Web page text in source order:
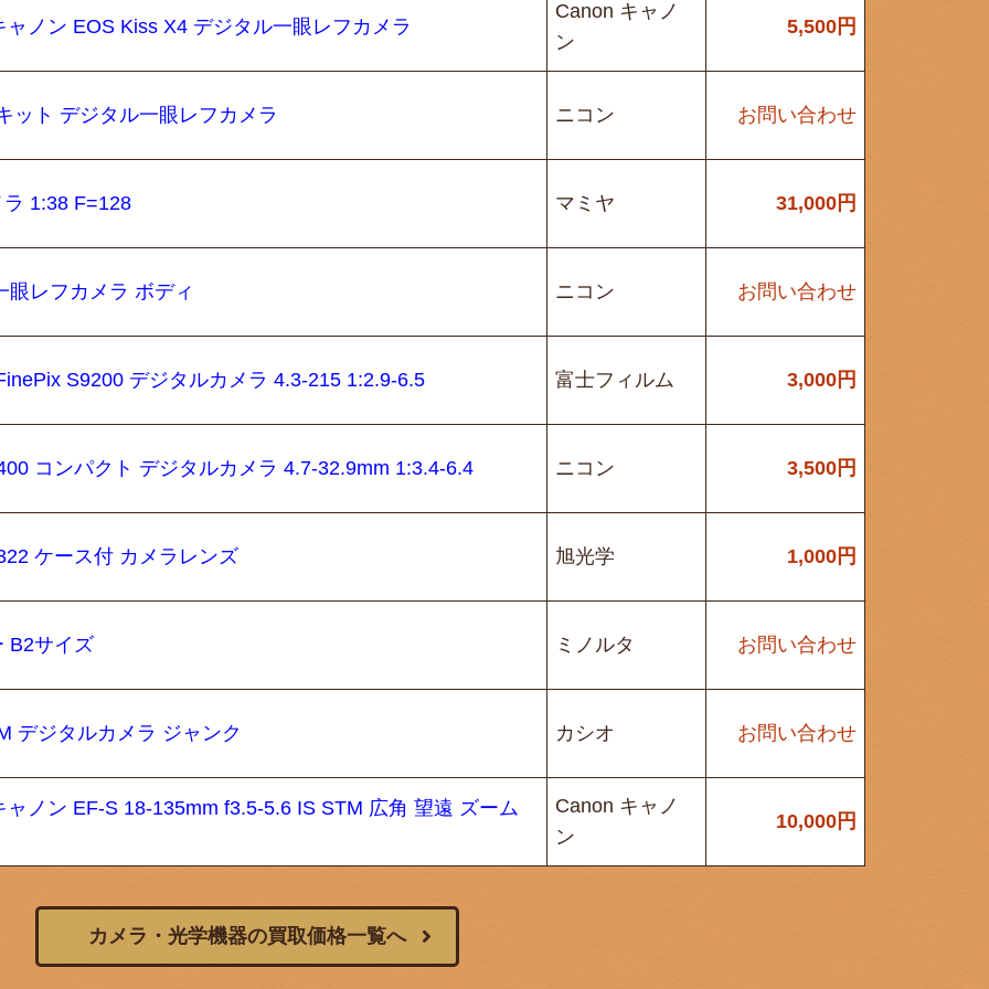
ノン EOS Kiss X4 デジタル一眼レフカメラ
Canon キャノ
ン
5,500円
ット デジタル一眼レフカメラ ニコン お問い合わせ
1:38 F=128 マミヤ 31,000円
眼レフカメラ ボディ ニコン お問い合わせ
S9200 デジタルカメラ 4.3-215 1:2.9-6.5 富士フィルム 3,000円
コンパクト デジタルカメラ 4.7-32.9mm 1:3.4-6.4 ニコン 3,500円
ケース付 カメラレンズ 旭光学 1,000円
B2サイズ ミノルタ お問い合わせ
デジタルカメラ ジャンク カシオ お問い合わせ
ノン EF-S 18-135mm f3.5-5.6 IS STM 広角 望遠 ズーム
Canon キャノ
ン
10,000円
カメラ・光学機器の買取価格一覧へ